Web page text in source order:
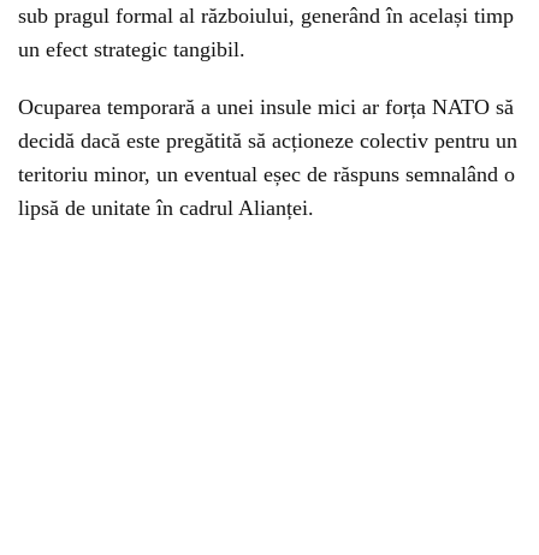
sub pragul formal al războiului, generând în același timp
un efect strategic tangibil.
Ocuparea temporară a unei insule mici ar forța NATO să
decidă dacă este pregătită să acționeze colectiv pentru un
teritoriu minor, un eventual eșec de răspuns semnalând o
lipsă de unitate în cadrul Alianței.